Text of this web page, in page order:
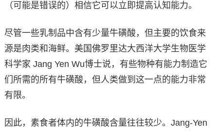
（可能是错误的）相信它可以立即提高认知能力。
尽管一些乳制品中含有少量牛磺酸，但主要的饮食来
源是肉类和海鲜。美国佛罗里达大西洋大学生物医学
科学家 Jang Yen Wu博士说，有些物种有能力制造它
们所需的所有牛磺酸，但人类做到这一点的能力非常
有限。
因此，素食者体内的牛磺酸含量往往较少。Jang-Yen